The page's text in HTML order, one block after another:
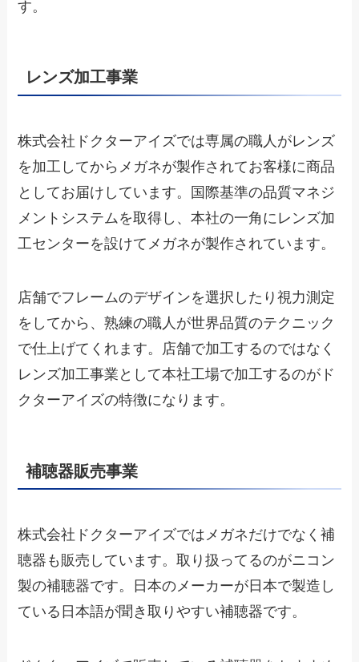
す。
レンズ加工事業
株式会社ドクターアイズでは専属の職人がレンズ
を加工してからメガネが製作されてお客様に商品
としてお届けしています。国際基準の品質マネジ
メントシステムを取得し、本社の一角にレンズ加
工センターを設けてメガネが製作されています。
店舗でフレームのデザインを選択したり視力測定
をしてから、熟練の職人が世界品質のテクニック
で仕上げてくれます。店舗で加工するのではなく
レンズ加工事業として本社工場で加工するのがド
クターアイズの特徴になります。
補聴器販売事業
株式会社ドクターアイズではメガネだけでなく補
聴器も販売しています。取り扱ってるのがニコン
製の補聴器です。日本のメーカーが日本で製造し
ている日本語が聞き取りやすい補聴器です。